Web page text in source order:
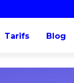
Tarifs Blog